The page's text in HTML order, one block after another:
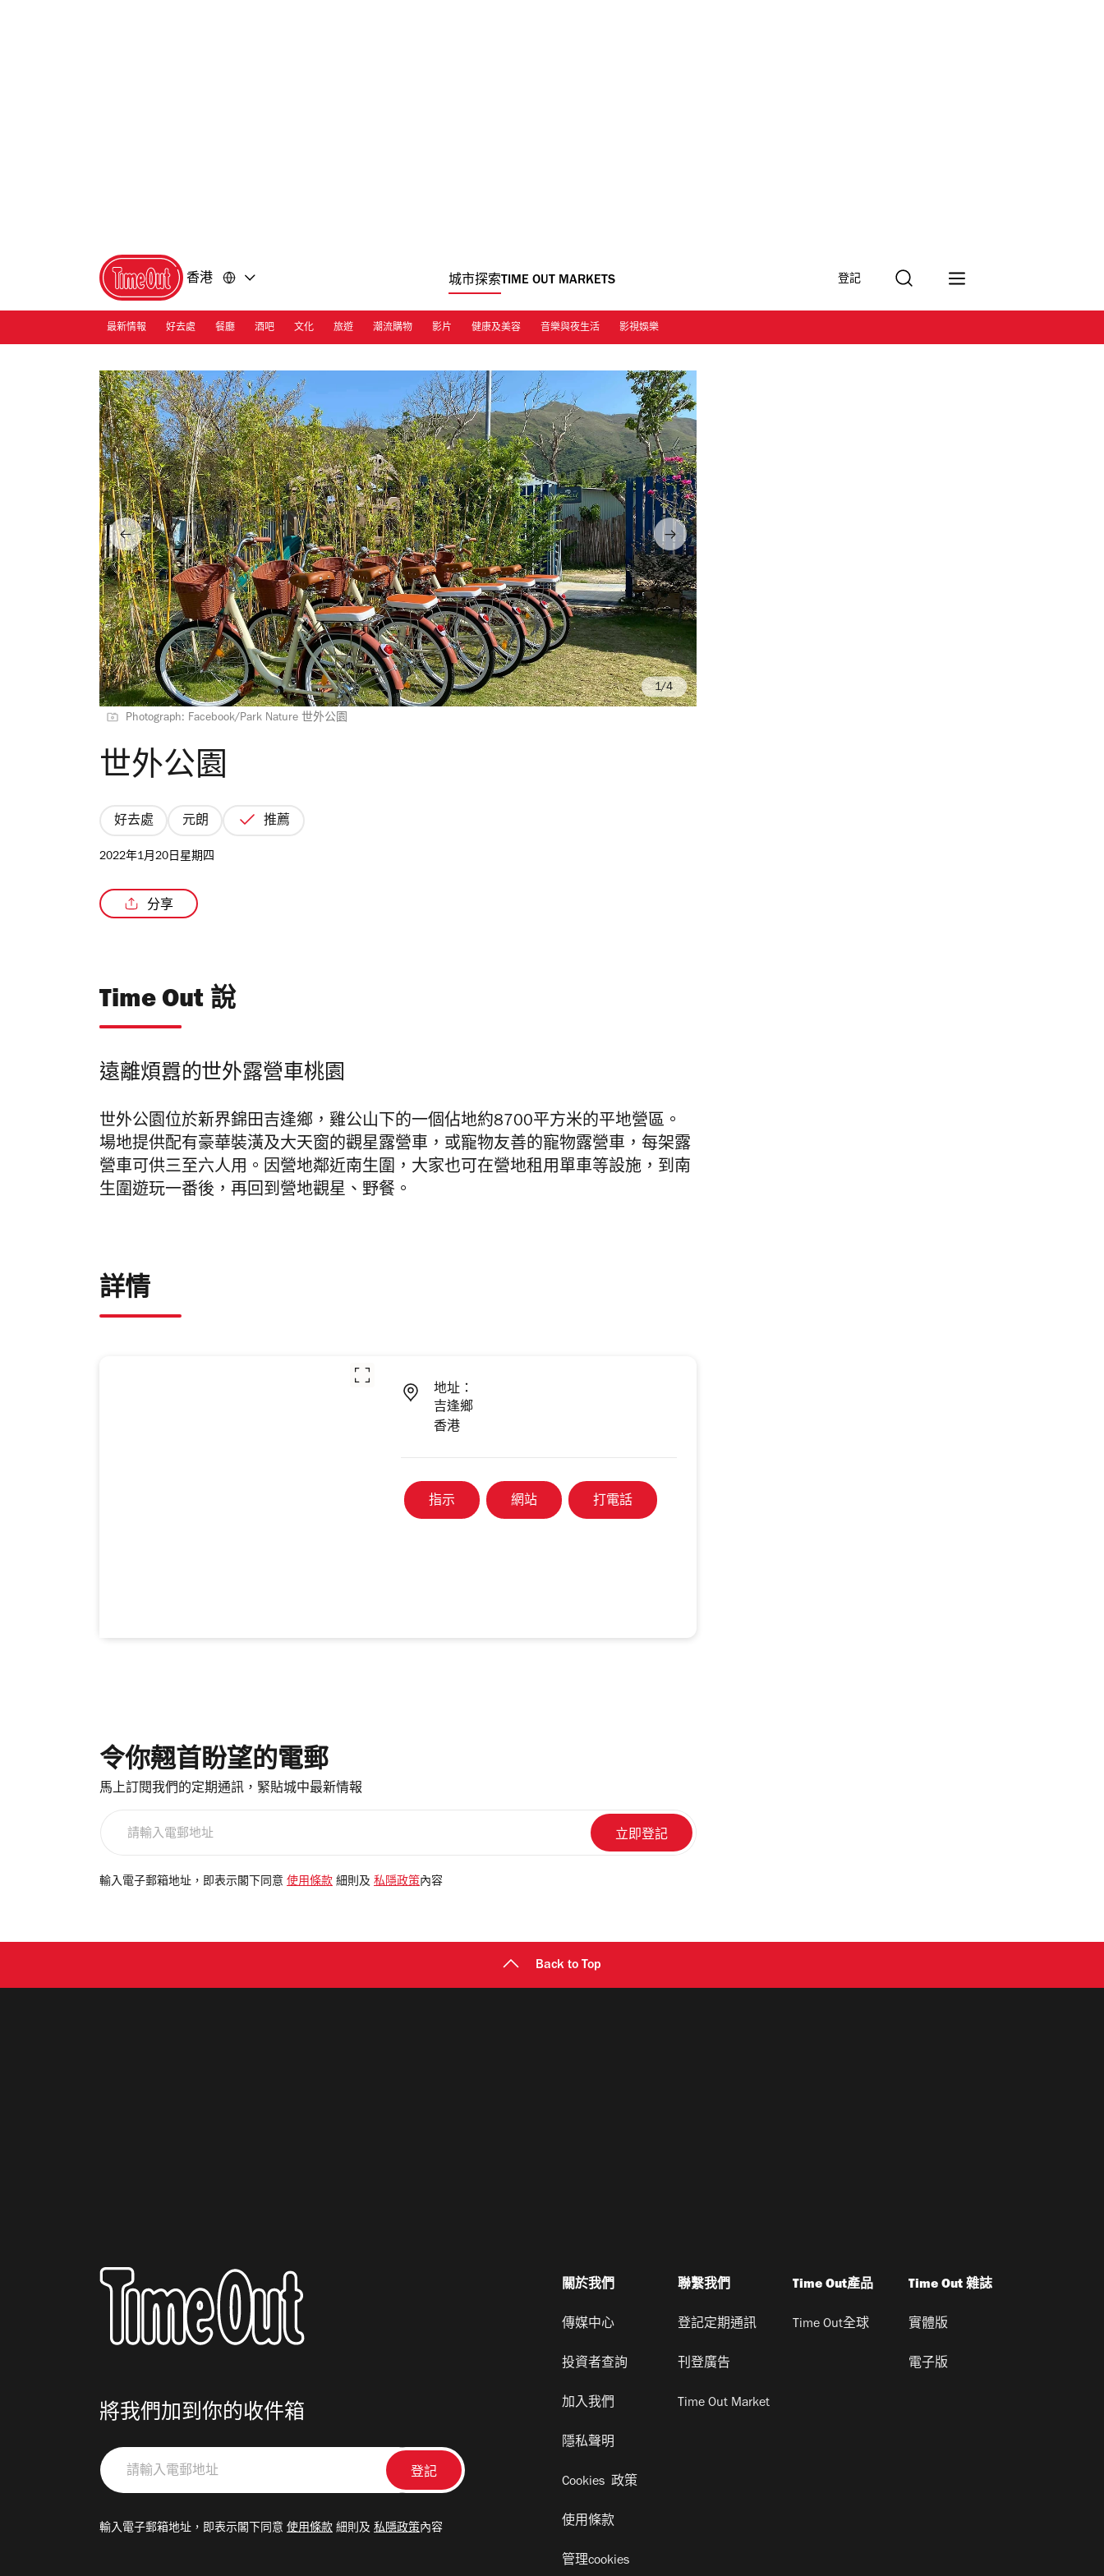
香港 城市探索TIME OUT MARKETS 登記
最新情報 好去處 餐廳 酒吧 文化 旅遊 潮流購物 影片 健康及美容 音樂與夜生活 影視娛樂
Photograph: Facebook/Park Nature 世外公園
/4
世外公園
好去處 元朗 推薦
2022年1月20日星期四
分享
Time Out 說
遠離煩囂的世外露營車桃園
世外公園位於新界錦田吉逢鄉，雞公山下的一個佔地約8700平方米的平地營區。
場地提供配有豪華裝潢及大天窗的觀星露營車，或寵物友善的寵物露營車，每架露
營車可供三至六人用。因營地鄰近南生圍，大家也可在營地租用單車等設施，到南
生圍遊玩一番後，再回到營地觀星、野餐。
詳情
地址：
吉逢鄉
香港
指示 網站 打電話
令你翹首盼望的電郵
馬上訂閱我們的定期通訊，緊貼城中最新情報
電
輸入電子郵箱地址，即表示閣下同意 使用條款 細則及 私隱政策 內容
Back to Top
將我們加到你的收件箱
請
輸
郵
輸入電子郵箱地址，即表示閣下同意 使用條款 細則及 私隱政策內容
關於我們
傳媒中心
投資者查詢
加入我們
隱私聲明
Cookies 政策
使用條款
管理cookies
聯繫我們
登記定期通訊
刊登廣告
Time Out Market
Time Out產品
Time Out全球
Time Out 雜誌
實體版
電子版